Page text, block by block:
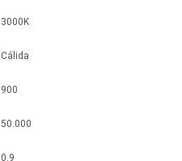
3000K
Cálida
900
50.000
0.9